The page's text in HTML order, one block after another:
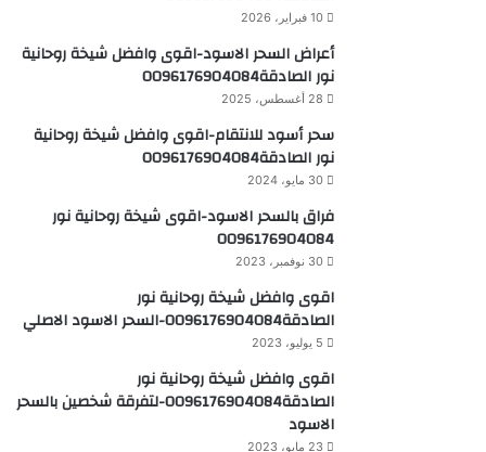
10 فبراير، 2026
أعراض السحر الاسود-اقوى وافضل شيخة روحانية
نور الصادقة0096176904084
28 أغسطس، 2025
سحر أسود للانتقام-اقوى وافضل شيخة روحانية
نور الصادقة0096176904084
30 مايو، 2024
فراق بالسحر الاسود-اقوى شيخة روحانية نور
0096176904084
30 نوفمبر، 2023
اقوى وافضل شيخة روحانية نور
الصادقة0096176904084-السحر الاسود الاصلي
5 يوليو، 2023
اقوى وافضل شيخة روحانية نور
الصادقة0096176904084-لتفرقة شخصين بالسحر
الاسود
23 مايو، 2023